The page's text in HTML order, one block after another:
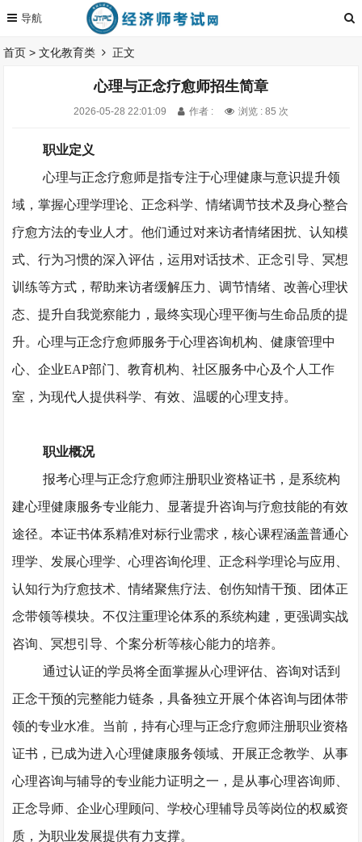
首页 >文化教育类 正文
心理与正念疗愈师招生简章
2026-05-28 22:01:09 作者 : 浏览 : 85 次
职业定义
心理与正念疗愈师是指专注于心理健康与意识提升领
域，掌握心理学理论、正念科学、情绪调节技术及身心整合
疗愈方法的专业人才。他们通过对来访者情绪困扰、认知模
式、行为习惯的深入评估，运用对话技术、正念引导、冥想
训练等方式，帮助来访者缓解压力、调节情绪、改善心理状
态、提升自我觉察能力，最终实现心理平衡与生命品质的提
升。心理与正念疗愈师服务于心理咨询机构、健康管理中
心、企业EAP部门、教育机构、社区服务中心及个人工作
室，为现代人提供科学、有效、温暖的心理支持。
职业概况
报考心理与正念疗愈师注册职业资格证书，是系统构
建心理健康服务专业能力、显著提升咨询与疗愈技能的有效
途径。本证书体系精准对标行业需求，核心课程涵盖普通心
理学、发展心理学、心理咨询伦理、正念科学理论与应用、
认知行为疗愈技术、情绪聚焦疗法、创伤知情干预、团体正
念带领等模块。不仅注重理论体系的系统构建，更强调实战
咨询、冥想引导、个案分析等核心能力的培养。
通过认证的学员将全面掌握从心理评估、咨询对话到
正念干预的完整能力链条，具备独立开展个体咨询与团体带
领的专业水准。当前，持有心理与正念疗愈师注册职业资格
证书，已成为进入心理健康服务领域、开展正念教学、从事
心理咨询与辅导的专业能力证明之一，是从事心理咨询师、
正念导师、企业心理顾问、学校心理辅导员等岗位的权威资
质，为职业发展提供有力支撑。